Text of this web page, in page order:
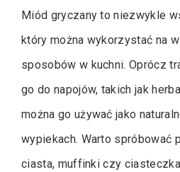
Miód gryczany to niezwykle
który można wykorzystać na
sposobów w kuchni. Oprócz
go do napojów, takich jak
można go używać jako
wypiekach. Warto spróbować
ciasta, muffinki czy